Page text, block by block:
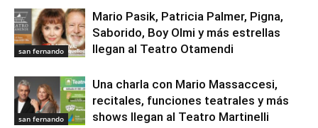
san fernando
Mario Pasik, Patricia Palmer, Pigna,
Saborido, Boy Olmi y más estrellas
llegan al Teatro Otamendi
san fernando
Una charla con Mario Massaccesi,
recitales, funciones teatrales y más
shows llegan al Teatro Martinelli